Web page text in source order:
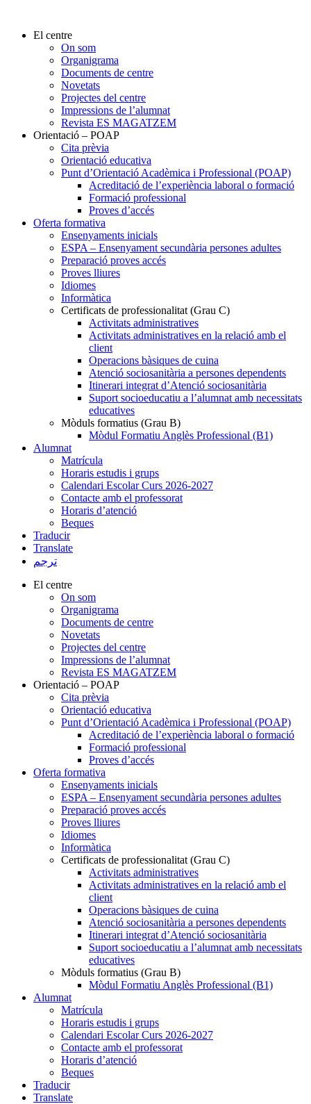
El centre
On som
Organigrama
Documents de centre
Novetats
Projectes del centre
Impressions de l’alumnat
Revista ES MAGATZEM
Orientació – POAP
Cita prèvia
Orientació educativa
Punt d’Orientació Acadèmica i Professional (POAP)
Acreditació de l’experiència laboral o formació
Formació professional
Proves d’accés
Oferta formativa
Ensenyaments inicials
ESPA – Ensenyament secundària persones adultes
Preparació proves accés
Proves lliures
Idiomes
Informàtica
Certificats de professionalitat (Grau C)
Activitats administratives
Activitats administratives en la relació amb el
client
Operacions bàsiques de cuina
Atenció sociosanitària a persones dependents
Itinerari integrat d’Atenció sociosanitària
Suport socioeducatiu a l’alumnat amb necessitats
educatives
Mòduls formatius (Grau B)
Mòdul Formatiu Anglès Professional (B1)
Alumnat
Matrícula
Horaris estudis i grups
Calendari Escolar Curs 2026-2027
Contacte amb el professorat
Horaris d’atenció
Beques
Traducir
Translate
ترجم
El centre
On som
Organigrama
Documents de centre
Novetats
Projectes del centre
Impressions de l’alumnat
Revista ES MAGATZEM
Orientació – POAP
Cita prèvia
Orientació educativa
Punt d’Orientació Acadèmica i Professional (POAP)
Acreditació de l’experiència laboral o formació
Formació professional
Proves d’accés
Oferta formativa
Ensenyaments inicials
ESPA – Ensenyament secundària persones adultes
Preparació proves accés
Proves lliures
Idiomes
Informàtica
Certificats de professionalitat (Grau C)
Activitats administratives
Activitats administratives en la relació amb el
client
Operacions bàsiques de cuina
Atenció sociosanitària a persones dependents
Itinerari integrat d’Atenció sociosanitària
Suport socioeducatiu a l’alumnat amb necessitats
educatives
Mòduls formatius (Grau B)
Mòdul Formatiu Anglès Professional (B1)
Alumnat
Matrícula
Horaris estudis i grups
Calendari Escolar Curs 2026-2027
Contacte amb el professorat
Horaris d’atenció
Beques
Traducir
Translate